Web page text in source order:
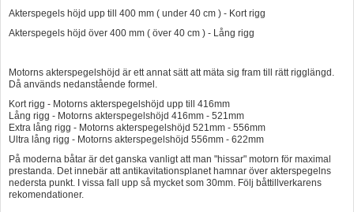
Akterspegels höjd upp till 400 mm ( under 40 cm ) - Kort rigg
Akterspegels höjd över 400 mm ( över 40 cm ) - Lång rigg
Motorns akterspegelshöjd är ett annat sätt att mäta sig fram till rätt rigglängd.
Då används nedanstående formel.
Kort rigg - Motorns akterspegelshöjd upp till 416mm
Lång rigg - Motorns akterspegelshöjd 416mm - 521mm
Extra lång rigg - Motorns akterspegelshöjd 521mm - 556mm
Ultra lång rigg - Motorns akterspegelshöjd 556mm - 622mm
På moderna båtar är det ganska vanligt att man "hissar" motorn för maximal
prestanda. Det innebär att antikavitationsplanet hamnar över akterspegelns
nedersta punkt. I vissa fall upp så mycket som 30mm. Följ båttillverkarens
rekomendationer.